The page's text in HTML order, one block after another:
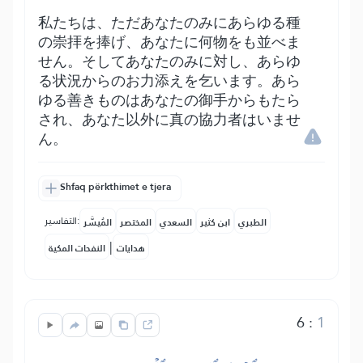
私たちは、ただあなたのみにあらゆる種
の崇拝を捧げ、あなたに何物をも並べま
せん。そしてあなたのみに対し、あらゆ
る状況からのお力添えを乞います。あら
ゆる善きものはあなたの御手からもたら
され、あなた以外に真の協力者はいませ
ん。
Shfaq përkthimet e tjera
التفاسير: المُيسَّر المختصر السعدي ابن كثير الطبري
النفحات المكية | هدايات
6: 1